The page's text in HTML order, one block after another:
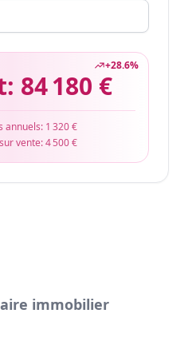
+28.6%
84 180 €
annuels: 1 320 €
vente:4 500 €
immobilier